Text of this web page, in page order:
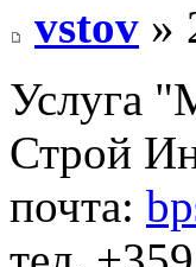
vstov »
Услуга
Строй
почта: